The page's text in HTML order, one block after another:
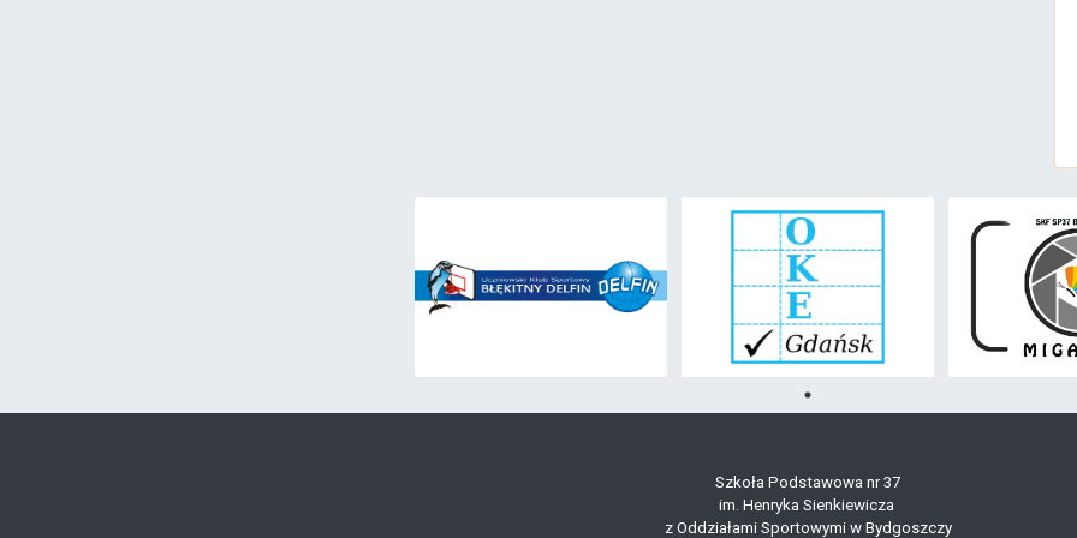
Szkoła Podstawowa nr 37
im. Henryka Sienkiewicza
z Oddziałami Sportowymi w Bydgoszczy